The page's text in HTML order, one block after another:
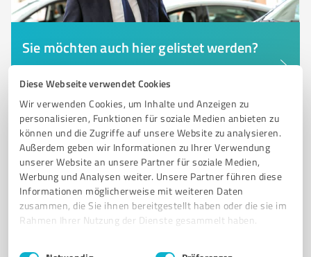
Diese Webseite verwendet Cookies
Wir verwenden Cookies, um Inhalte und Anzeigen zu
personalisieren, Funktionen für soziale Medien anbieten zu
können und die Zugriffe auf unsere Website zu analysieren.
Außerdem geben wir Informationen zu Ihrer Verwendung
unserer Website an unsere Partner für soziale Medien,
Werbung und Analysen weiter. Unsere Partner führen diese
Informationen möglicherweise mit weiteren Daten
zusammen, die Sie ihnen bereitgestellt haben oder die sie im
Rahmen Ihrer Nutzung der Dienste gesammelt haben.
Impressum Datenschutzbestimmungen
Einwilligungsauswahl
Sie möchten auch hier gelistet werden?
Registrieren Sie sich jetzt und werden Sie ein von
Kunden empfohlener ProvenExpert!
6 Betreuungs- & Pflegeeinrichtungen
Memory Zentrum Neuss
Seniorenheim in Neuss mit umfassenden Pflege- und
Beratungsangeboten